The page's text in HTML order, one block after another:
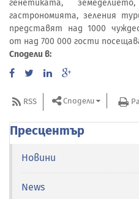
генетиката, земеделието,
гастрономията, зеления
представят над 1000
от над 700 000 гости
Сподели в:
RSS Сподели
Пресцентър
Новини
News